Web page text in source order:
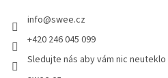
info@swee.cz
+420 246 045 099
Sledujte nás aby vám nic neuteklo